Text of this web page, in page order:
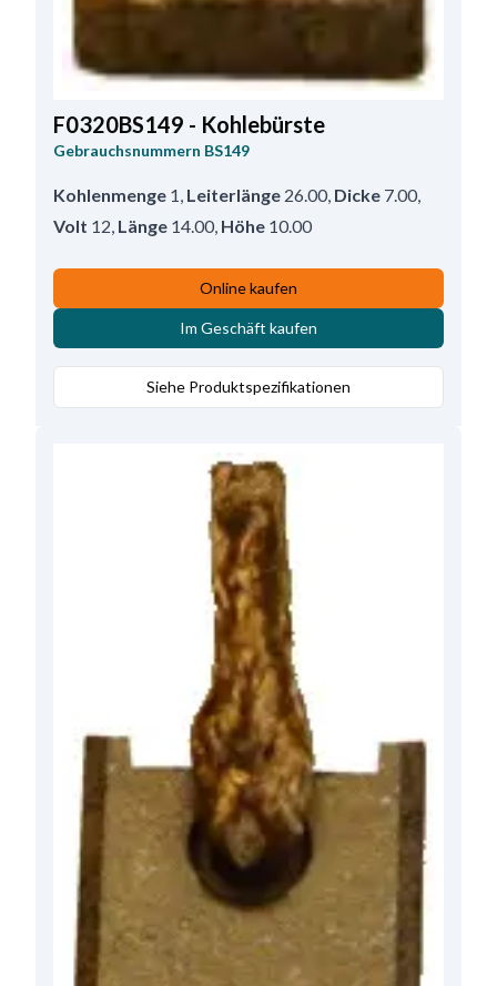
F0320BS149 - Kohlebürste
Gebrauchsnummern BS149
Kohlenmenge 1, Leiterlänge 26.00, Dicke 7.00,
Volt 12, Länge 14.00, Höhe 10.00
Online kaufen
Im Geschäft kaufen
Siehe Produktspezifikationen